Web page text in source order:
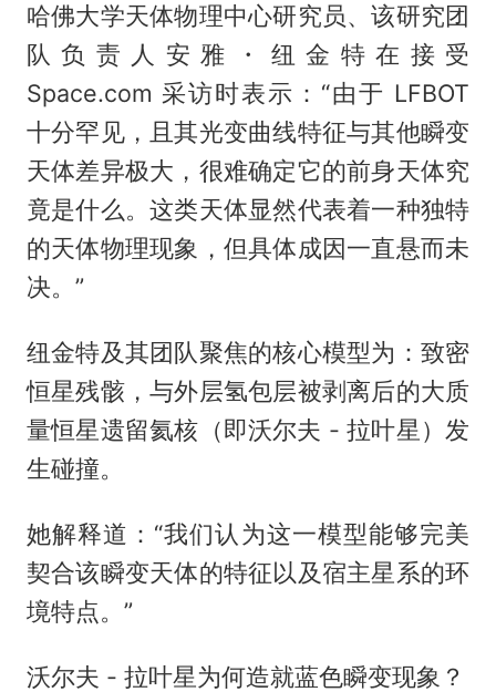
哈佛大学天体物理中心研究员、该研究团
队负责人安雅・纽金特在接受
Space.com 采访时表示：“由于 LFBOT
十分罕见，且其光变曲线特征与其他瞬变
天体差异极大，很难确定它的前身天体究
竟是什么。这类天体显然代表着一种独特
的天体物理现象，但具体成因一直悬而未
决。”
纽金特及其团队聚焦的核心模型为：致密
恒星残骸，与外层氢包层被剥离后的大质
量恒星遗留氦核（即沃尔夫 - 拉叶星）发
生碰撞。
她解释道：“我们认为这一模型能够完美
契合该瞬变天体的特征以及宿主星系的环
境特点。”
沃尔夫 - 拉叶星为何造就蓝色瞬变现象？